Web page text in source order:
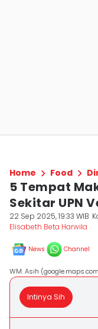
Home Food
5 Tempat
Sekitar UPN
22 Sep 2025, 19:33 WIB
Elisabeth Beta Harwila
News Channel
WM. Asih
Intinya Sih